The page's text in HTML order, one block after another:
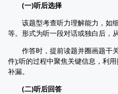
(一)听后选择
该题型考查听力理解能力，如
等。形式为听一段对话或独白后，
作答时，提前读题并圈画题干
件);听的过程中聚焦关键信息，利
补漏。
(二)听后回答